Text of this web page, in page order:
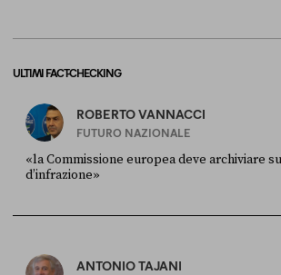
ULTIMI FACT-CHECKING
ROBERTO VANNACCI
FUTURO NAZIONALE
«la Commissione europea deve archiviare
d’infrazione»
ANTONIO TAJANI